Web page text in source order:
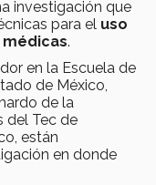
investigación que
para el uso
.
en la Escuela de
de México,
de la
del Tec de
están
en donde